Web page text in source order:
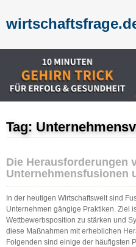
Tag:
Die Herausforderungen
Unternehmensfusionen
In der heutigen Wirtschaftswelt sind
Unternehmen gängige Praktiken. Ziel
Wettbewerbsposition zu stärken und
diese Maßnahmen mit erheblichen
Folgenden sind einige der häufigsten